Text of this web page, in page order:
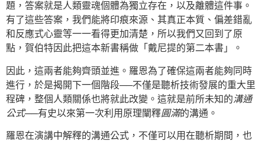
題，答案就是人類靈魂個體為獨立存在，以及離體這件事。
有了這些答案，我們能將印痕來源、其真正本質、偏差錯亂
和反應式心靈等一一看得更加清楚，所以我們又回到了原
點，賀伯特因此把這本新書稱做「戴尼提的第二本書」。
因此，這兩者能夠齊頭並進。羅恩為了確保這兩者能夠同時
進行，於是揭開下一個階段──不僅是聽析技術發展的重大里
程碑，整個人類關係也將就此改變。這就是前所未知的溝通
公式──有史以來第一次利用原理闡釋圓滿的溝通。
羅恩在演講中解釋的溝通公式，不僅可以用在聽析期間，也